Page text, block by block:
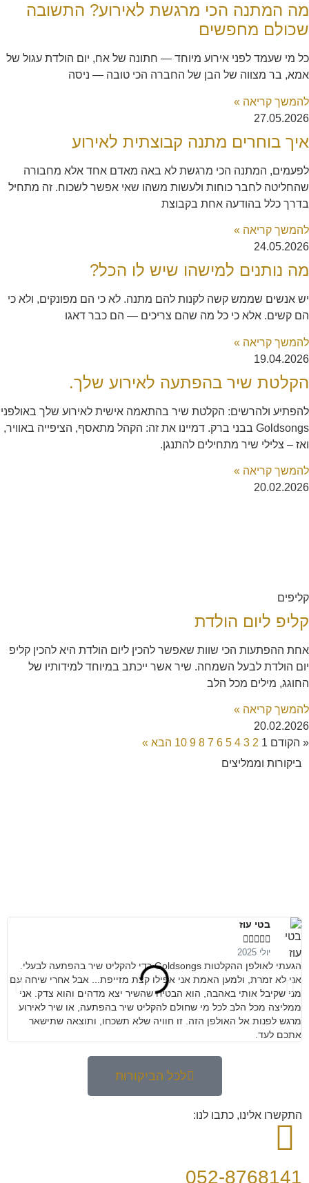
מה המתנה הכי מרגשת לאירוע? התשובה
שכולם מחפשים
כל מי שעמד לפני אירוע מיוחד — חתונה של אח, יום הולדת עגול של
אמא, בר מצווה של הבן של החברה הכי טובה — ניסה
להמשך קריאה »
27.05.2026
איך בוחרים מתנה קבוצתית לאירוע
לפעמים, המתנה הכי מרגשת לא באה מאדם אחד אלא מחבורה
שהחליטה לחבר כוחות ולעשות משהו שאי אפשר לשכוח. זה מתחיל
בדרך כלל בהודעה אחת בקבוצת
להמשך קריאה »
24.05.2026
מה נותנים למישהו שיש לו הכל?
יש אנשים שממש קשה לקנות להם מתנה. לא כי הם מפונקים, ולא כי
הם קשים. אלא כי כל מה שהם צריכים — הם כבר דאגו
להמשך קריאה »
19.04.2026
הקלטת שיר בהפתעה לאירוע שלך.
להפתיע ולהרשים: הקלטת שיר בהתאמה אישית לאירוע שלך באולפני
Goldsongs בבני ברק. דמיינו את זה: הקהל מתאסף, הציפייה באוויר,
ואז – צלילי שיר מתחילים להתנגן.
להמשך קריאה »
20.02.2026
קליפים
קליפ ליום הולדת
אחת ההפתעות הכי שוות שאפשר להכין ליום הולדת היא להכין קליפ
יום הולדת לבעל השמחה. שיר אשר ייכתב במיוחד למידותיו של
החוגג, מילים מכל הלב
להמשך קריאה »
20.02.2026
« הקודם 1
2
3
4
5
6
7
8
9
10 הבא »
ביקורות וממליצים
בטי עוז

יולי 2025
הגעתי לאולפן ההקלטות Goldsongs כדי להקליט שיר בהפתעה לבעלי.
אני לא זמרת, ולמען האמת אני אפילו קצת מזייפת... אבל אחרי שיחה עם
מני שקיבל אותי באהבה, הוא הבטיח שהשיר יצא מדהים והוא צדק. אני
ממליצה מכל הלב לכל מי שחולם להקליט שיר בהפתעה, או שיר לאירוע
מרגש לפנות אל האולפן הזה. זו חוויה שלא תשכחו, ותוצאה שתישאר
אתכם לעד.
לכל הביקורות
התקשרו אלינו, כתבו לנו:
052-8768141